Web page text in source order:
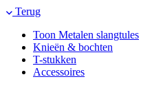
Terug
Toon Metalen slangtules
Knieën & bochten
T-stukken
Accessoires